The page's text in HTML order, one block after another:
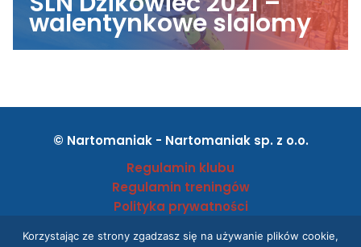
walentynkowe slalomy
© Nartomaniak - Nartomaniak sp. z o.o.
Regulamin klubu
Regulamin treningów
Polityka prywatności
Korzystając ze strony zgadzasz się na używanie plików cookie,